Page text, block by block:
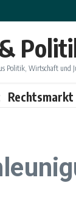
Politik, Wirtschaft und
Rechtsmarkt